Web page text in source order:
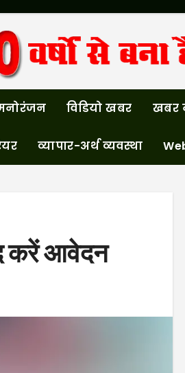
विडियो खबर खबर
व्यापार-अर्थ व्यवस्था
करें आवेदन